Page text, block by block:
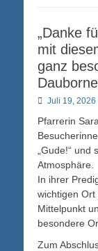
„Danke
mit
ganz
Posted
Juli 19, 2026
Pfarrerin
„Gude!“
Atmosphäre.
In ihrer
wichtigen
Mittelpunkt
besondere
Zum